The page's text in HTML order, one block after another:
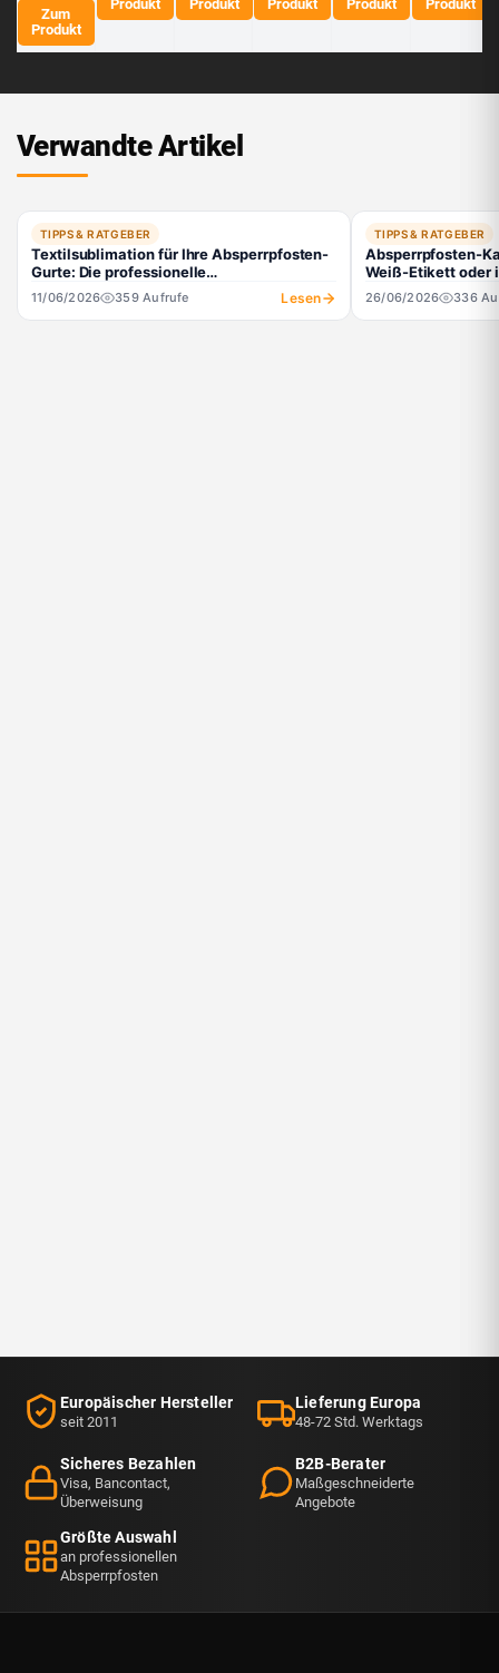
schwar
z - ECO
Zum
Produkt
person
alisierb
LIMIT
Produkt
person
alisierb
LIMIT
Produkt
hgrün,
person
ar) -
Produkt
hes
Grün,
alisierb
LIMIT
Produkt
(Englis
chgrün,
alisierb
LIMIT
Produkt
Verwandte Artikel
TIPPS & RATGEBER
Textilsublimation für Ihre Absperrpfosten-
Gurte: Die professionelle
Personalisierungslösung
11/06/2026 359 Aufrufe Lesen
TIPPS & RATGEBER
Absperrpfosten-
Weiß-Etikett oder
26/06/2026 336
Europäischer Hersteller
seit 2011
Lieferung Europa
48-72 Std. Werktags
Sicheres Bezahlen
Visa, Bancontact,
Überweisung
B2B-Berater
Maßgeschneiderte
Angebote
Größte Auswahl
an professionellen
Absperrpfosten